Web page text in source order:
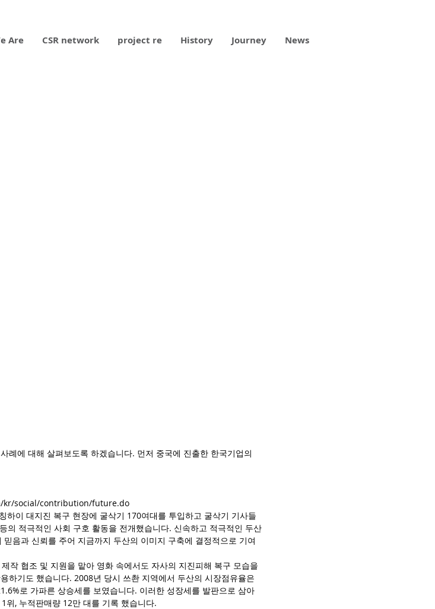
Are CSR network project re History Journey News
례에 대해 살펴보도록 하겠습니다. 먼저 중국에 진출한 한국기업의
kr/social/contribution/future.do
하이 대지진 복구 현장에 굴삭기 170여대를 투입하고 굴삭기 기사들
의 적극적인 사회 구호 활동을 전개했습니다. 신속하고 적극적인 두산
음과 신뢰를 주어 지금까지 두산의 이미지 구축에 결정적으로 기여
제작 협조 및 지원을 맡아 영화 속에서도 자사의 지진피해 복구 모습을
하기도 했습니다. 2008년 당시 쓰촨 지역에서 두산의 시장점유율은
로 가파른 상승세를 보였습니다. 이러한 성장세를 발판으로 삼아
위, 누적판매량 12만 대를 기록 했습니다.